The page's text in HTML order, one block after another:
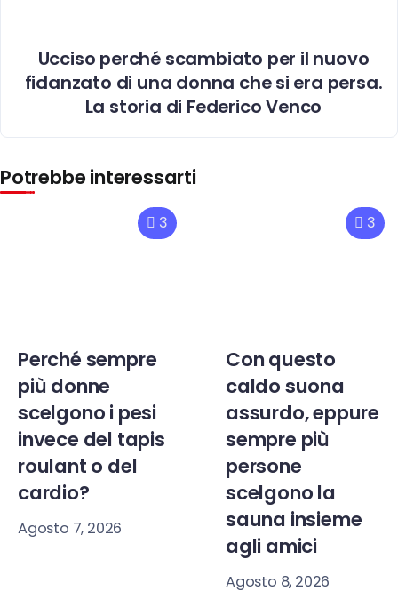
Ucciso perché scambiato per il nuovo
fidanzato di una donna che si era persa.
La storia di Federico Venco
Potrebbe interessarti
3
Perché sempre
più donne
scelgono i pesi
invece del tapis
roulant o del
cardio?
Agosto 7, 2026
3
Con questo
caldo suona
assurdo, eppure
sempre più
persone
scelgono la
sauna insieme
agli amici
Agosto 8, 2026